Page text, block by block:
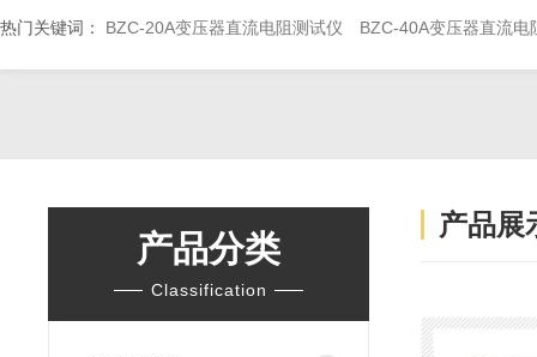
热门关键词： BZC-20A变压器直流电阻测试仪 BZC-40A变压器直流电
产品分类
Classification
产品展